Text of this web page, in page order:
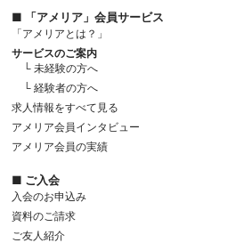
■ 「アメリア」会員サービス
「アメリアとは？」
サービスのご案内
└ 未経験の方へ
└ 経験者の方へ
求人情報をすべて見る
アメリア会員インタビュー
アメリア会員の実績
■ ご入会
入会のお申込み
資料のご請求
ご友人紹介